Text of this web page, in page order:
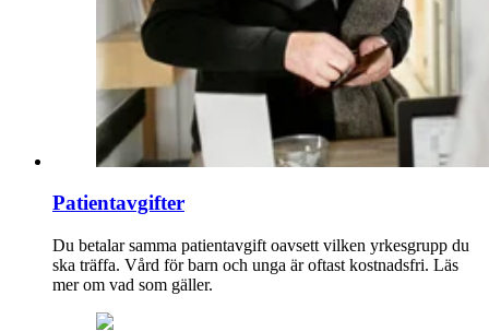
Patientavgifter
Du betalar samma patientavgift oavsett vilken yrkesgrupp du
ska träffa. Vård för barn och unga är oftast kostnadsfri. Läs
mer om vad som gäller.